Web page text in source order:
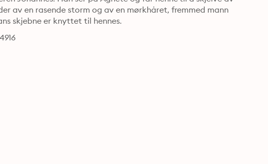
av en rasende storm og av en mørkhåret, fremmed mann
skjebne er knyttet til hennes.